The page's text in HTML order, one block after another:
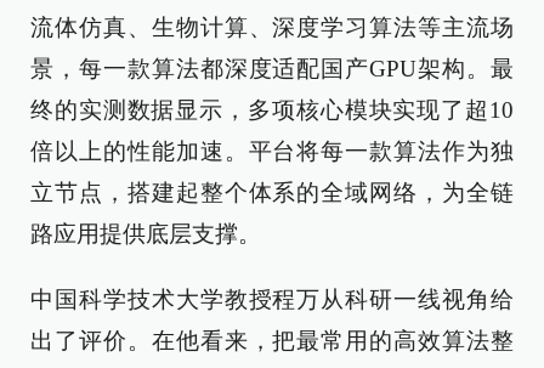
流体仿真、生物计算、深度学习算法等主流场
景，每一款算法都深度适配国产GPU架构。最
终的实测数据显示，多项核心模块实现了超10
倍以上的性能加速。平台将每一款算法作为独
立节点，搭建起整个体系的全域网络，为全链
路应用提供底层支撑。
中国科学技术大学教授程万从科研一线视角给
出了评价。在他看来，把最常用的高效算法整